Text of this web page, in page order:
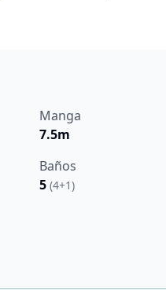
Manga
7.5m
Baños
5(4+1)